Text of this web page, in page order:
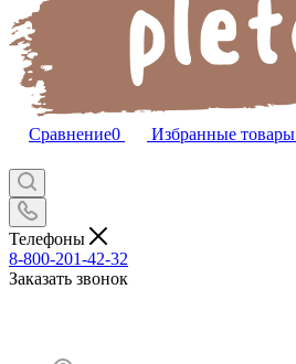
Сравнение0 Избранные товары
Телефоны
8-800-201-42-32
Заказать звонок